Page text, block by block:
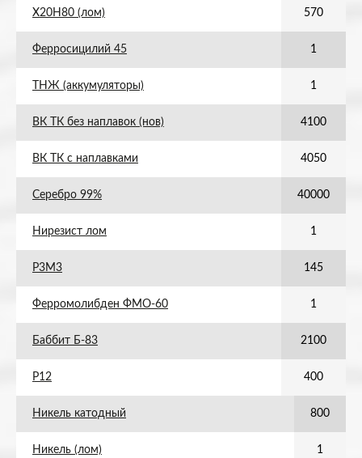
Х20Н80 (лом) 570
Ферросицилий 45 1
ТНЖ (аккумуляторы) 1
ВК ТК без наплавок (нов) 4100
ВК ТК с наплавками 4050
Серебро 99% 40000
Нирезист лом 1
Р3М3 145
Ферромолибден ФМО-60 1
Баббит Б-83 2100
Р12 400
Никель катодный 800
Никель (лом) 1